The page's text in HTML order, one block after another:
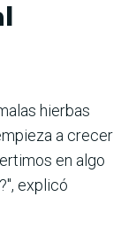
hierbas
a crecer
en algo
explicó